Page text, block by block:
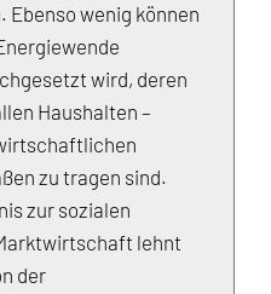
Ebenso wenig können
wird, deren
Haushalten –
zu tragen sind.
zur sozialen
lehnt
der